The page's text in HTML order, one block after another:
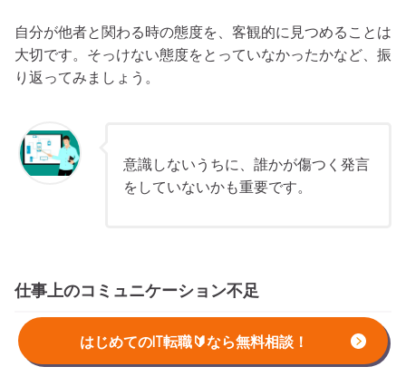
はじめてのIT転職🔰なら無料相談！
自分が他者と関わる時の態度を、客観的に見つめることは
大切です。そっけない態度をとっていなかったかなど、振
り返ってみましょう。
意識しないうちに、誰かが傷つく発言
をしていないかも重要です。
仕事上のコミュニケーション不足
業務を行う上での最低限のコミュニケーションが不足して